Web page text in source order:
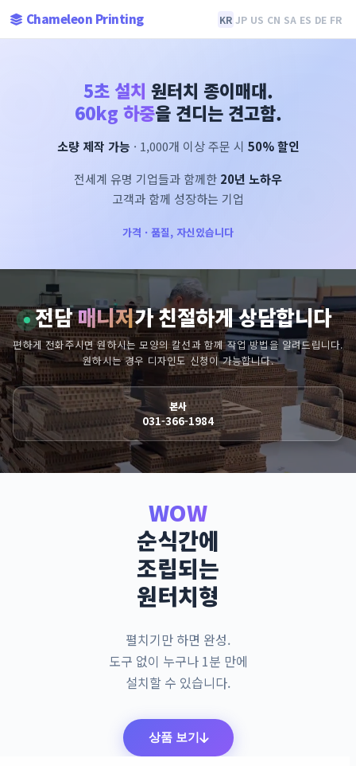
Chameleon Printing KR JP US CN SA ES DE FR
5초 설치 원터치 종이매대.
60kg 하중을 견디는 견고함.
소량 제작 가능 · 1,000개 이상 주문 시 50% 할인
전세계 유명 기업들과 함께한 20년 노하우
고객과 함께 성장하는 기업
가격 · 품질, 자신있습니다
전담매니저가 친절하게 상담합니다
편하게 전화주시면 원하시는 모양의 칼선과 함께 작업 방법을 알려드립니다.
원하시는 경우 디자인도 신청이 가능합니다.
본사
031-366-1984
WOW
순식간에
조립되는
원터치형
펼치기만 하면 완성.
도구 없이 누구나 1분 만에
설치할 수 있습니다.
상품 보기